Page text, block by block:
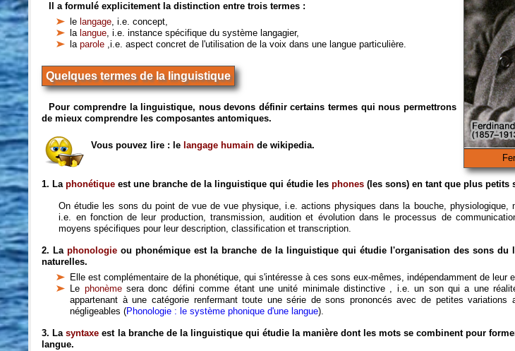
Il a formulé explicitement la distinction entre trois termes :
le langage, i.e. concept,
la langue, i.e. instance spécifique du système langagier,
laparole ,i.e. aspect concret de l'utilisation de la voix dans une langue particulière.
Quelques termes de la linguistique
Pour comprendre la linguistique, nous devons définir certains termes qui nous permettrons
de mieux comprendre les composantes antomiques.
Vous pouvez lire : le langage humain de wikipedia.
1. Laphonétique est une branche de la linguistique qui étudie lesphones (les sons) en tant que plus petits
On étudie les sons du point de vue de vue physique, i.e. actions physiques dans la bouche, physiologique,
i.e. en fonction de leur production, transmission, audition et évolution dans le processus de
moyens spécifiques pour leur description, classification et transcription.
2. Laphonologie ou phonémique est la branche de la linguistique qui étudie l'organisation des sons du
naturelles.
Elle est complémentaire de la phonétique, qui s'intéresse à ces sons eux-mêmes, indépendamment de leur
Le phonèmesera donc défini comme étant une unité minimale distinctive , i.e. un son qui a une
appartenant à une catégorie renfermant toute une série de sons prononcés avec de petites variations
négligeables (Phonologie : le système phonique d'une langue).
3. Lasyntaxe est la branche de la linguistique qui étudie la manière dont les mots se combinent pour
langue.